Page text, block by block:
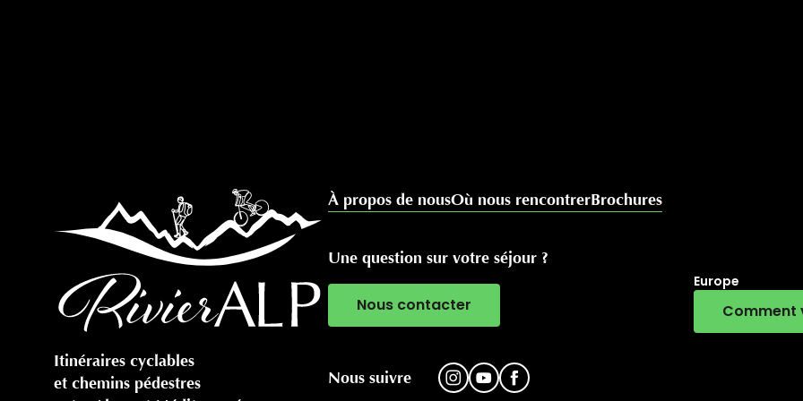
Itinéraires cyclables
et chemins pédestres
À propos de nousOù nous rencontrerBrochures
Une question sur votre séjour ?
Nous contacter
Nous suivre
Europe
Comment